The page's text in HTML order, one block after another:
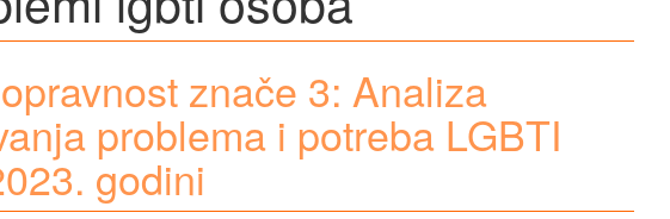
znače 3: Analiza
problema i potreba LGBTI
godini